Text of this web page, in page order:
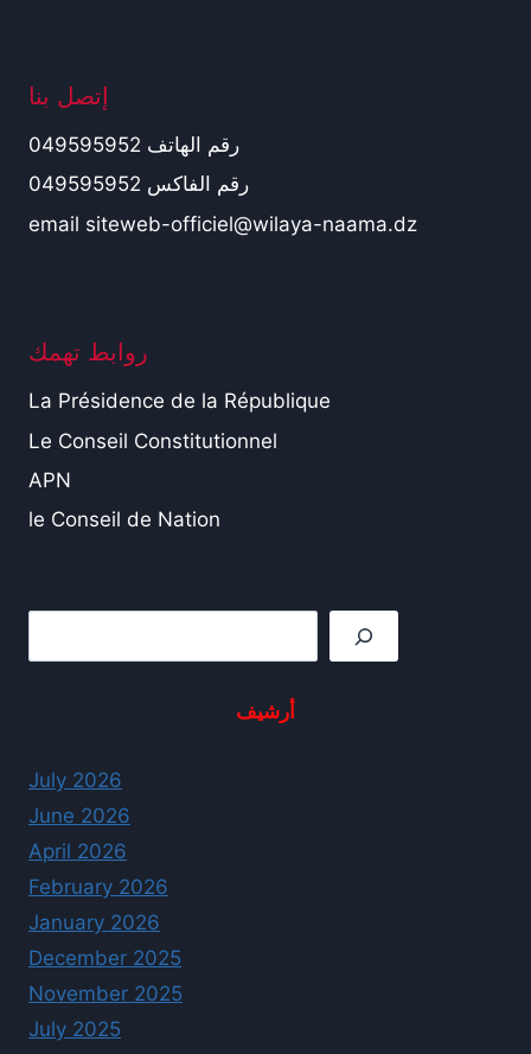
إتصل بنا
رقم الهاتف 049595952
رقم الفاكس 049595952
email siteweb-officiel@wilaya-naama.dz
روابط تهمك
La Présidence de la République
Le Conseil Constitutionnel
APN
le Conseil de Nation
أرشيف
July 2026
June 2026
April 2026
February 2026
January 2026
December 2025
November 2025
July 2025